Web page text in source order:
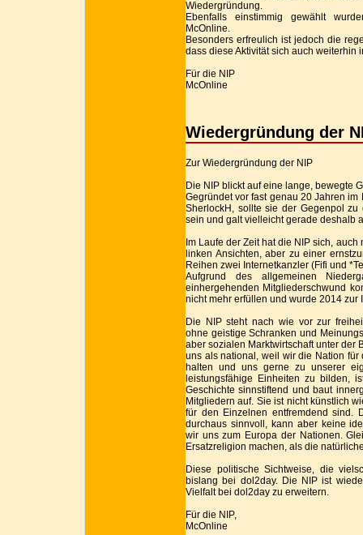
Wiedergründung.
Ebenfalls einstimmig gewählt
McOnline.
Besonders erfreulich ist jedoch die
dass diese Aktivität sich auch
Für die NIP
McOnline
Wiedergründung der
Zur Wiedergründung der NIP
Die NIP blickt auf eine lange, bewegte
Gegründet vor fast genau 20 Jahren
SherlockH, sollte sie der Gegenpol
sein und galt vielleicht gerade deshalb
Im Laufe der Zeit hat die NIP sich,
linken Ansichten, aber zu einer
Reihen zwei Internetkanzler (Fifi und
Aufgrund des allgemeinen
einhergehenden Mitgliederschwund
nicht mehr erfüllen und wurde 2014 zur
Die NIP steht nach wie vor zur
ohne geistige Schranken und
aber sozialen Marktwirtschaft unter der
uns als national, weil wir die Nation
halten und uns gerne zu unserer
leistungsfähige Einheiten zu bilden,
Geschichte sinnstiftend und baut
Mitgliedern auf. Sie ist nicht künstlich
für den Einzelnen entfremdend sind.
durchaus sinnvoll, kann aber keine
wir uns zum Europa der Nationen.
Ersatzreligion machen, als die
Diese politische Sichtweise, die
bislang bei dol2day. Die NIP ist
Vielfalt bei dol2day zu erweitern.
Für die NIP,
McOnline